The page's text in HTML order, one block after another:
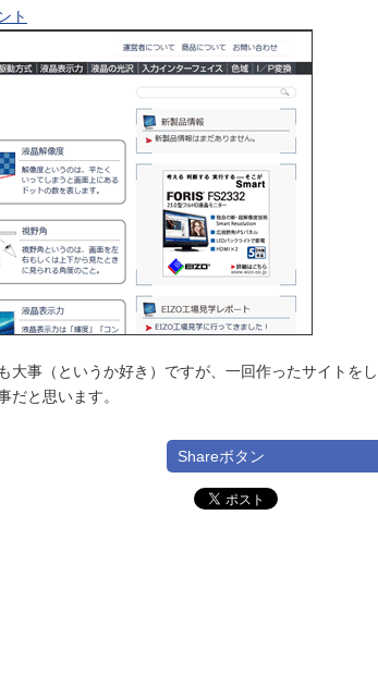
ト
大事（というか好き）ですが、一回作ったサイトを
だと思います。
Shareボタン